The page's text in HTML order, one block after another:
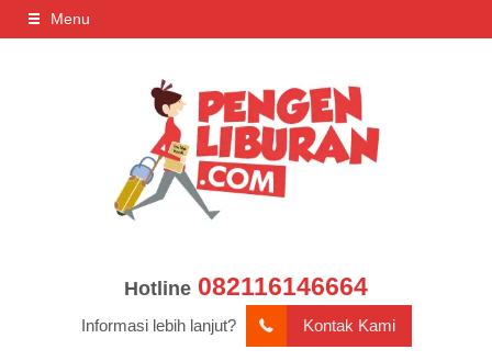
Menu
Hotline 082116146664
Informasi lebih lanjut? Kontak Kami